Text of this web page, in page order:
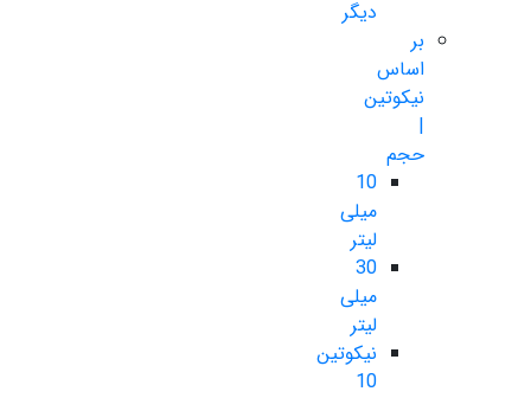
دیگر
بر
اساس
نیکوتین
|
حجم
10
میلی
لیتر
30
میلی
لیتر
نیکوتین
10